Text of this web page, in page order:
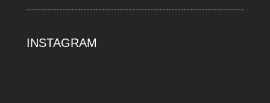
INSTAGRAM